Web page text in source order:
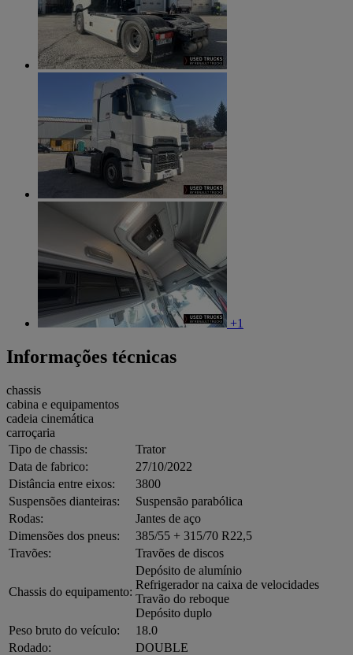
+1
Informações técnicas
chassis
cabina e equipamentos
cadeia cinemática
carroçaria
Tipo de chassis:
Trator
Data de fabrico:
27/10/2022
Distância entre eixos:
3800
Suspensões dianteiras:
Suspensão parabólica
Rodas:
Jantes de aço
Dimensões dos pneus:
385/55 + 315/70 R22,5
Travões:
Travões de discos
Chassis do equipamento:
Depósito de alumínio
Refrigerador na caixa de velocidades
Travão do reboque
Depósito duplo
Peso bruto do veículo:
18.0
Rodado:
DOUBLE